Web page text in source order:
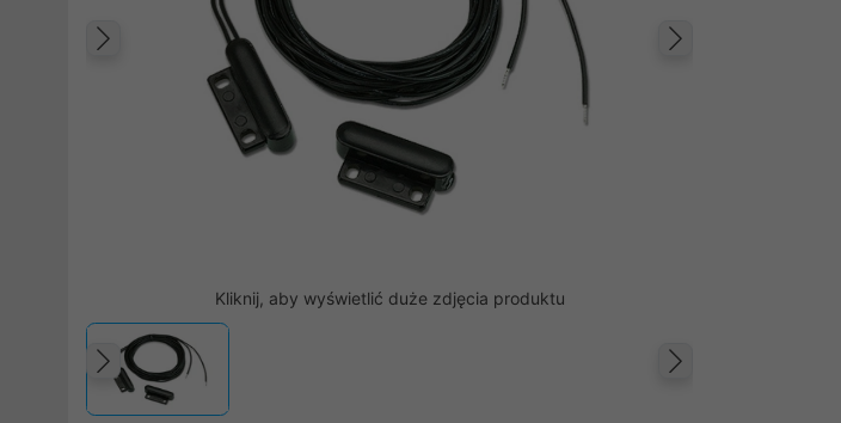
Poprzedni
Kliknij, aby wyświetlić duże zdjęcia produktu
Poprzedni